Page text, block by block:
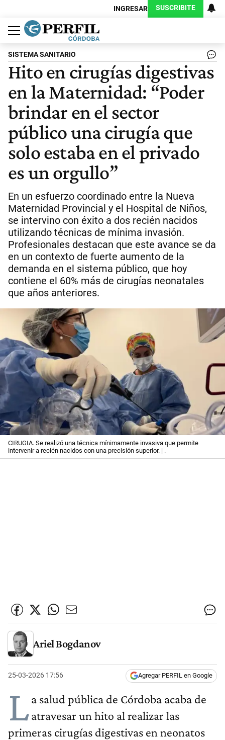
INGRESAR SUSCRIBITE
Política
Economía
Judiciales
Sociedad
Cultura
Espectáculos
Deportes
Protagonistas
SISTEMA SANITARIO
Hito en cirugías digestivas
en la Maternidad: “Poder
brindar en el sector
público una cirugía que
solo estaba en el privado
es un orgullo”
En un esfuerzo coordinado entre la Nueva
Maternidad Provincial y el Hospital de Niños,
se intervino con éxito a dos recién nacidos
utilizando técnicas de mínima invasión.
Profesionales destacan que este avance se da
en un contexto de fuerte aumento de la
demanda en el sistema público, que hoy
contiene el 60% más de cirugías neonatales
que años anteriores.
CIRUGIA. Se realizó una técnica mínimamente invasiva que permite
intervenir a recién nacidos con una precisión superior. | .
Ariel Bogdanov
25-03-2026 17:56 Agregar PERFIL en Google
La salud pública de Córdoba acaba de
atravesar un hito al realizar las
primeras cirugías digestivas en neonatos